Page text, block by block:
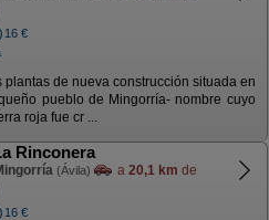
16 €
plantas de nueva construcción situada en
pueblo de Mingorría- nombre cuyo
roja fue cr ...
Rinconera
(Ávila) a 20,1 km de
16 €